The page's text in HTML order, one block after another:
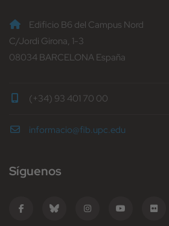
Edificio B6 del Campus Nord
C/Jordi Girona, 1-3
08034 BARCELONA España
(+34) 93 401 70 00
informacio@fib.upc.edu
Síguenos